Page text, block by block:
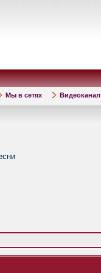
Мы в сетях Видеоканал